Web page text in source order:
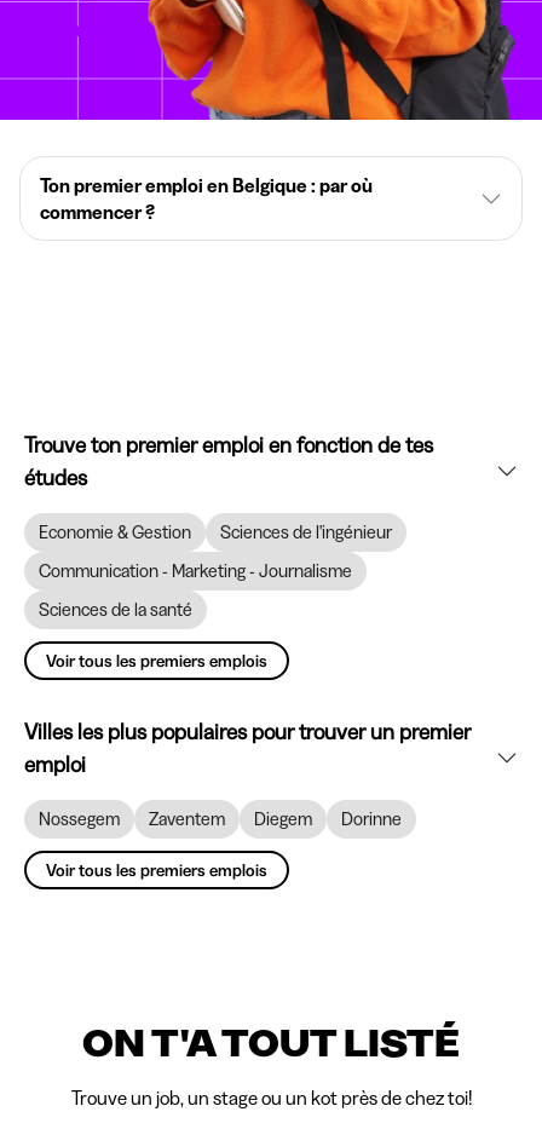
Ton premier emploi en Belgique : par où
commencer ?
Trouve ton premier emploi en fonction de tes
études
Economie & Gestion
Sciences de l'ingénieur
Communication - Marketing - Journalisme
Sciences de la santé
Voir tous les premiers emplois
Villes les plus populaires pour trouver un premier
emploi
Nossegem Zaventem Diegem Dorinne
Voir tous les premiers emplois
ON T'A TOUT LISTÉ
Trouve un job, un stage ou un kot près de chez toi!